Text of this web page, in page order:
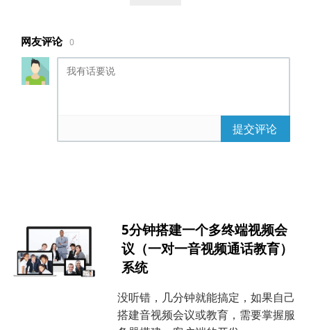
网友评论 0
提交评论
5分钟搭建一个多终端视频会
议（一对一音视频通话教育）
系统
没听错，几分钟就能搞定，如果自己
搭建音视频会议或教育，需要掌握服